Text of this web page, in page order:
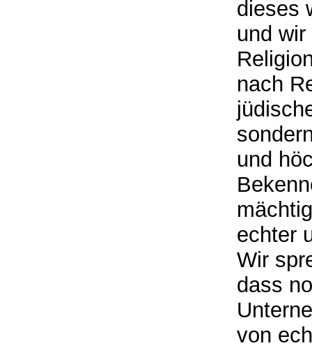
dieses
und
nach
und
echter
Wir
dass
von